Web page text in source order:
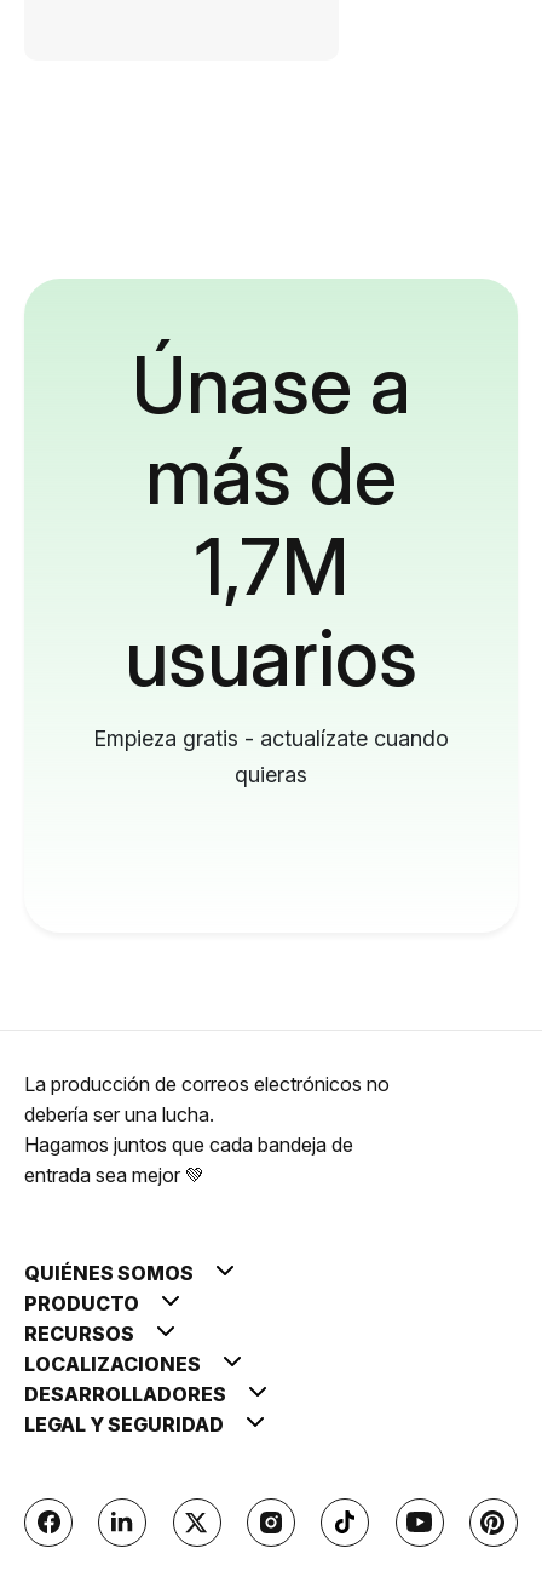
Únase a
más de
1,7M
usuarios
Empieza gratis - actualízate cuando
quieras
La producción de correos electrónicos no
debería ser una lucha.
Hagamos juntos que cada bandeja de
entrada sea mejor 💚
QUIÉNES SOMOS
PRODUCTO
RECURSOS
LOCALIZACIONES
DESARROLLADORES
LEGAL Y SEGURIDAD